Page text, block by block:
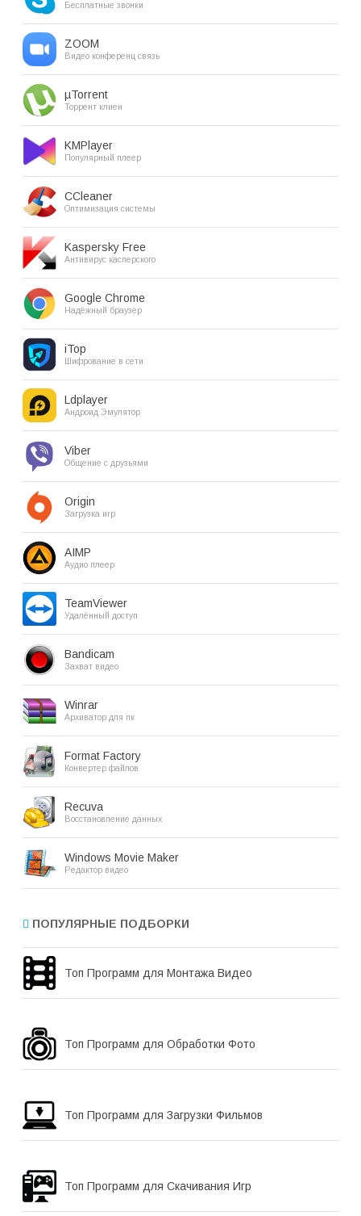
Бесплатные звонки
ZOOM
Видео конференц связь
µTorrent
Торрент клиен
KMPlayer
Популярный плеер
CCleaner
Оптимизация системы
Kaspersky Free
Антивирус касперского
Google Chrome
Надёжный браузер
iTop
Шифрование в сети
Ldplayer
Андроид Эмулятор
Viber
Общение с друзьями
Origin
Загрузка игр
AIMP
Аудио плеер
TeamViewer
Удалённый доступ
Bandicam
Захват видео
Winrar
Архиватор для пк
Format Factory
Конвертер файлов
Recuva
Восстановление данных
Windows Movie Maker
Редактор видео
ПОПУЛЯРНЫЕ ПОДБОРКИ
Топ Программ для Монтажа Видео
Топ Программ для Обработки Фото
Топ Программ для Загрузки Фильмов
Топ Программ для Скачивания Игр